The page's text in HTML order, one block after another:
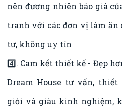
nên đương nhiên báo giá
tranh với các đơn vị làm ăn
tư, không uy tín
4️⃣. Cam kết thiết kế - Đẹp
Dream House tư vấn,
giỏi và giàu kinh nghiệm,